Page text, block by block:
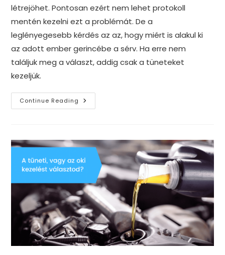
létrejöhet. Pontosan ezért nem lehet protokoll
mentén kezelni ezt a problémát. De a
leglényegesebb kérdés az az, hogy miért is alakul ki
az adott ember gerincébe a sérv. Ha erre nem
találjuk meg a választ, addig csak a tüneteket
kezeljük.
Continue Reading Porckorongsérv
Kialakulása